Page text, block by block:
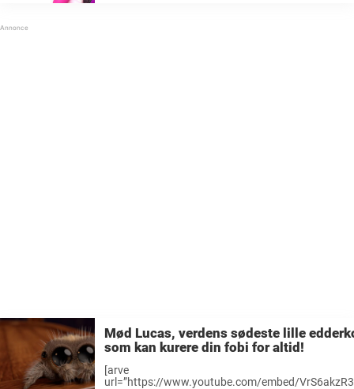
Mød Lucas, verdens sødeste lille
som kan kurere din fobi for altid!
[arve
url=”https://www.youtube.com/embed/